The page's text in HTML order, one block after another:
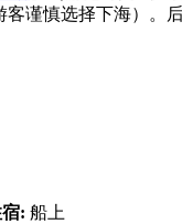
谨慎选择下海）。
: 船上